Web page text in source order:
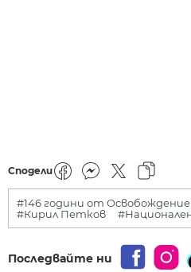
Сподели
#146 години от
#Кирил Петков
Последвайте ни